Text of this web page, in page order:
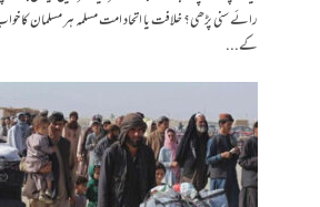
رائے سنی پڑھی؟ خلافت یا اتحاد امت مسلمہ ہر مسلمان کا
کے...